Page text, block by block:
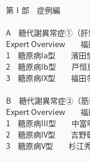
第Ⅰ部 症例編
A 糖代謝異常症①（肝
Expert Overview 福
1 糖原病Ia型 濱田
2 糖原病Ib型 戸恒恵
3 糖原病IX型 福田
B 糖代謝異常症②（筋
Expert Overview 福
1 糖原病III型 中富
2 糖原病IV型 吉野彰
3 糖原病V型 杉江秀